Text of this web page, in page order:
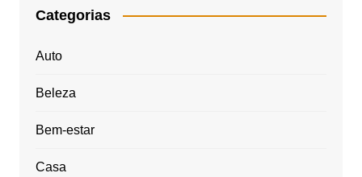
Categorias
Auto
Beleza
Bem-estar
Casa